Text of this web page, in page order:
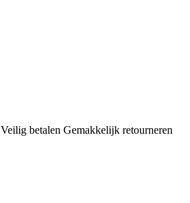
Veilig betalen Gemakkelijk retourneren